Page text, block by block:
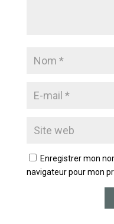
Enregistrer mon
navigateur pour mon